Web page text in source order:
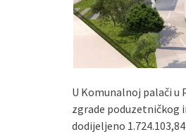
U Komunalnoj palači u
zgrade poduzetničkog
dodijeljeno